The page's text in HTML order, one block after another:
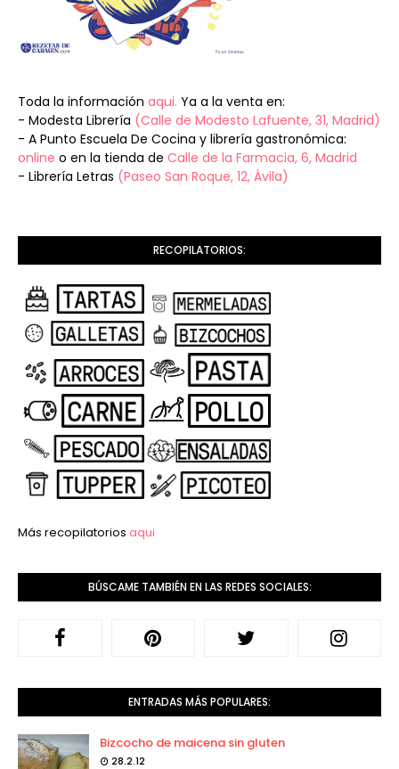
Toda la información aqui. Ya a la venta en:
- Modesta Librería (Calle de Modesto Lafuente, 31, Madrid)
- A Punto Escuela De Cocina y librería gastronómica:
online o en la tienda de Calle de la Farmacia, 6, Madrid
- Librería Letras (Paseo San Roque, 12, Ávila)
RECOPILATORIOS:
Más recopilatorios aqui
BÚSCAME TAMBIÉN EN LAS REDES SOCIALES:
ENTRADAS MÁS POPULARES:
Bizcocho de maicena sin gluten
28.2.12